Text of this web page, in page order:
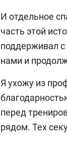
И отдельное
часть этой
поддерживал с
нами и
Я ухожу из
перед
рядом. Тех